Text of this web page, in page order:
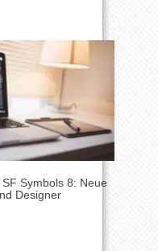
Symbols 8: Neue
Designer